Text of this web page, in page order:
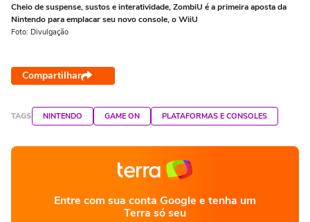
Cheio de suspense, sustos e interatividade, ZombiU é a primeira aposta da
Nintendo para emplacar seu novo console, o WiiU
Foto: Divulgação
Compartilhar
TAGS NINTENDO GAME ON PLATAFORMAS E CONSOLES
Entre com sua conta Google e tenha um
Terra só seu